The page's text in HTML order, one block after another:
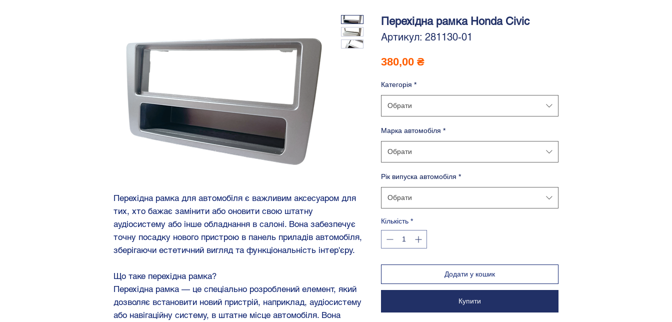
Перехідна рамка для автомобіля є важливим аксесуаром для
тих, хто бажає замінити або оновити свою штатну
аудіосистему або інше обладнання в салоні. Вона забезпечує
точну посадку нового пристрою в панель приладів автомобіля,
зберігаючи естетичний вигляд та функціональність інтер'єру.
Що таке перехідна рамка?
Перехідна рамка — це спеціально розроблений елемент, який
дозволяє встановити новий пристрій, наприклад, аудіосистему
або навігаційну систему, в штатне місце автомобіля. Вона
Перехідна рамка Honda Civic
Артикул: 281130-01
380,00 ₴Ціна
Категорія *
Обрати
Марка автомобіля *
Обрати
Рік випуска автомобіля *
Обрати
Кількість *
Додати у кошик
Купити